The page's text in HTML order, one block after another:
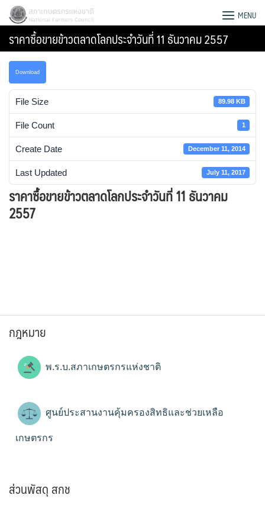
Skip
content
สภาเกษตรกรแห่งชาติ MENU
ราคาซื้อขายข้าวตลาดโลกประจำวันที่ 11 ธันวาคม 2557
Download
File Size 89.98 KB
File Count 1
Create Date December 11, 2014
Last Updated July 11, 2017
ราคาซื้อขายข้าวตลาดโลกประจำวันที่ 11 ธันวาคม
2557
กฎหมาย
พ.ร.บ.สภาเกษตรกรแห่งชาติ
ศูนย์ประสานงานคุ้มครองสิทธิและช่วยเหลือ
เกษตรกร
ส่วนพัสดุ สกช